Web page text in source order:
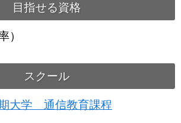
目指せる資格
）
スクール
大学 通信教育課程